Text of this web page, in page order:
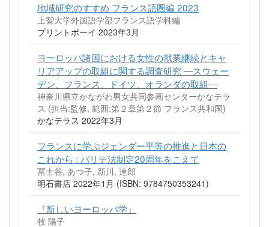
地域研究のすすめ フランス語圏編 2023
上智大学外国語学部フランス語学科編
プリントボーイ 2023年3月
ヨーロッパ諸国における女性の就業継続とキャ
リアアップの取組に関する調査研究 ―スウェー
デン、フランス、ドイツ、オランダの取組―
神奈川県立かながわ男女共同参画センターかなテラ
ス (担当:監修, 範囲:第２章第２節 フランス共和国)
かなテラス 2022年3月
フランスに学ぶジェンダー平等の推進と日本の
これから : パリテ法制定20周年をこえて
冨士谷, あつ子, 新川, 達郎
明石書店 2022年1月 (ISBN: 9784750353241)
『新しいヨーロッパ学』
牧 陽子